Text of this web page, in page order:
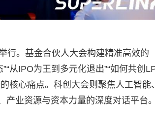
行。基金合伙人大会构建精准高效的
从IPO为王到多元化退出”“如何共创
核心痛点。科创大会则聚焦人工智能
产业资源与资本力量的深度对话平台